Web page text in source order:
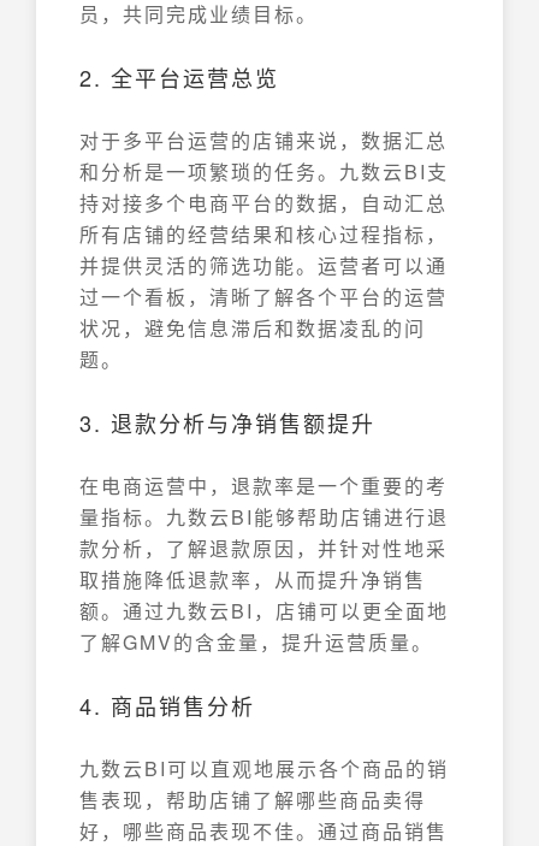
员，共同完成业绩目标。
2. 全平台运营总览
对于多平台运营的店铺来说，数据汇总
和分析是一项繁琐的任务。九数云BI支
持对接多个电商平台的数据，自动汇总
所有店铺的经营结果和核心过程指标，
并提供灵活的筛选功能。运营者可以通
过一个看板，清晰了解各个平台的运营
状况，避免信息滞后和数据凌乱的问
题。
3. 退款分析与净销售额提升
在电商运营中，退款率是一个重要的考
量指标。九数云BI能够帮助店铺进行退
款分析，了解退款原因，并针对性地采
取措施降低退款率，从而提升净销售
额。通过九数云BI，店铺可以更全面地
了解GMV的含金量，提升运营质量。
4. 商品销售分析
九数云BI可以直观地展示各个商品的销
售表现，帮助店铺了解哪些商品卖得
好，哪些商品表现不佳。通过商品销售